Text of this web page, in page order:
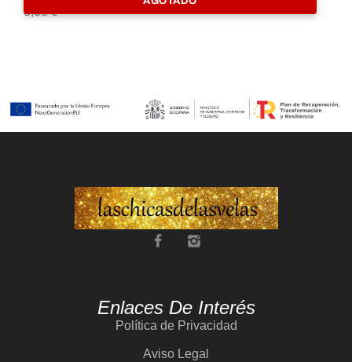
9,00€
Enlaces De Interés
Política de Privacidad
Aviso Legal